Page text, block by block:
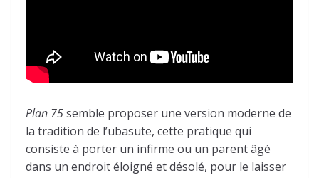
Plan 75semble proposer une version moderne de
la tradition de l’ubasute, cette pratique qui
consiste à porter un infirme ou un parent âgé
dans un endroit éloigné et désolé, pour le laisser